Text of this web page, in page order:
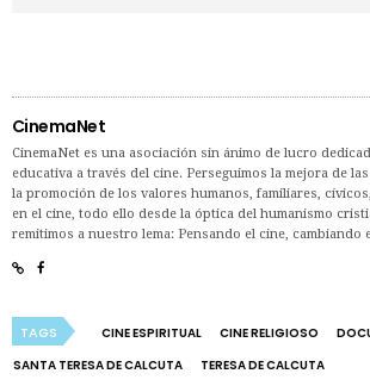
CinemaNet
CinemaNet es una asociación sin ánimo de lucro
educativa a través del cine. Perseguimos la mejora de
la promoción de los valores humanos, familiares,
en el cine, todo ello desde la óptica del humanismo
remitimos a nuestro lema: Pensando el cine, cambiando
TAGS CINE ESPIRITUAL CINE RELIGIOSO
SANTA TERESA DE CALCUTA
TERESA DE CALCUTA